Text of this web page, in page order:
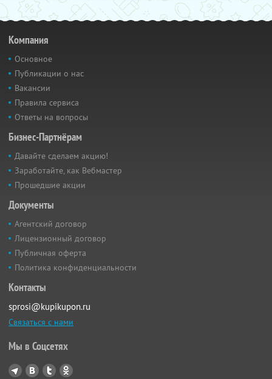
Компания
Основное
Публикации о нас
Вакансии
Правила сервиса
Ответы на вопросы
Бизнес-Партнёрам
Давайте сделаем акцию!
Заработайте, как Вебмастер
Прошедшие акции
Документы
Агентский договор
Лицензионный договор
Публичная оферта
Политика конфиденциальности
Контакты
sprosi@kupikupon.ru
Связаться с нами
Мы в Соцсетях